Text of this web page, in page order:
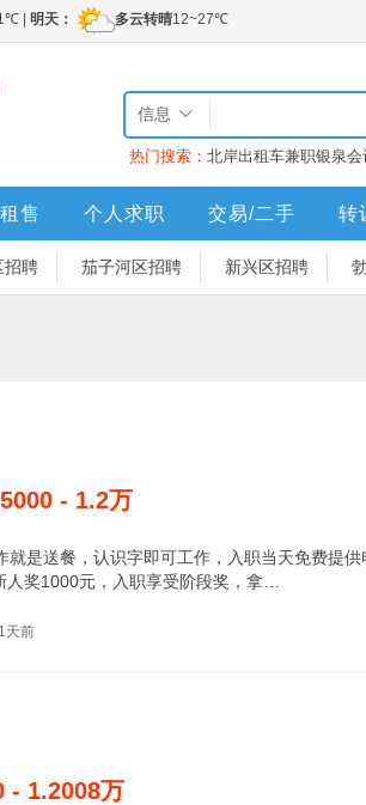
信息
热门搜索： 北岸出租车兼职银泉会
售 个人求职 交易/二手 转
招聘 茄子河区招聘 新兴区招聘
- 1.2万
就是送餐，认识字即可工作，入职当天免费提
奖1000元，入职享受阶段奖，拿…
1天前
- 1.2008万